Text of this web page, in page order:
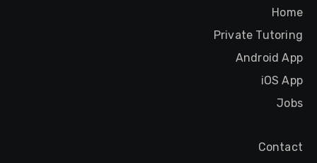
Home
Private Tutoring
Android App
iOS App
Jobs
Contact